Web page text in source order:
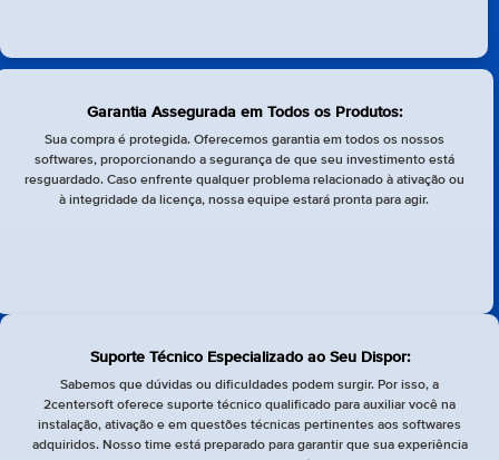
Garantia Assegurada em Todos os Produtos:
Sua compra é protegida. Oferecemos garantia em todos os nossos
softwares, proporcionando a segurança de que seu investimento está
resguardado. Caso enfrente qualquer problema relacionado à ativação ou
à integridade da licença, nossa equipe estará pronta para agir.
Suporte Técnico Especializado ao Seu Dispor:
Sabemos que dúvidas ou dificuldades podem surgir. Por isso, a
2centersoft oferece suporte técnico qualificado para auxiliar você na
instalação, ativação e em questões técnicas pertinentes aos softwares
adquiridos. Nosso time está preparado para garantir que sua experiência